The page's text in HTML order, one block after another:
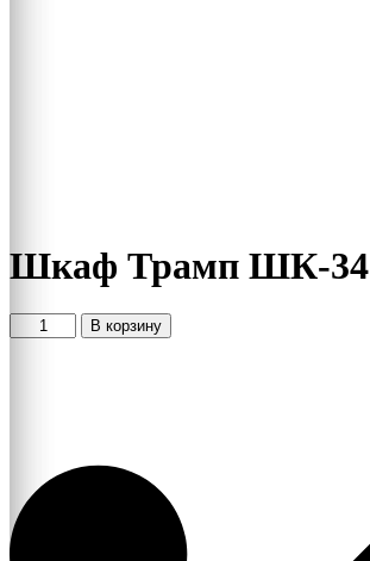
Шкаф Трамп ШК-34
Количество
товара
В корзину